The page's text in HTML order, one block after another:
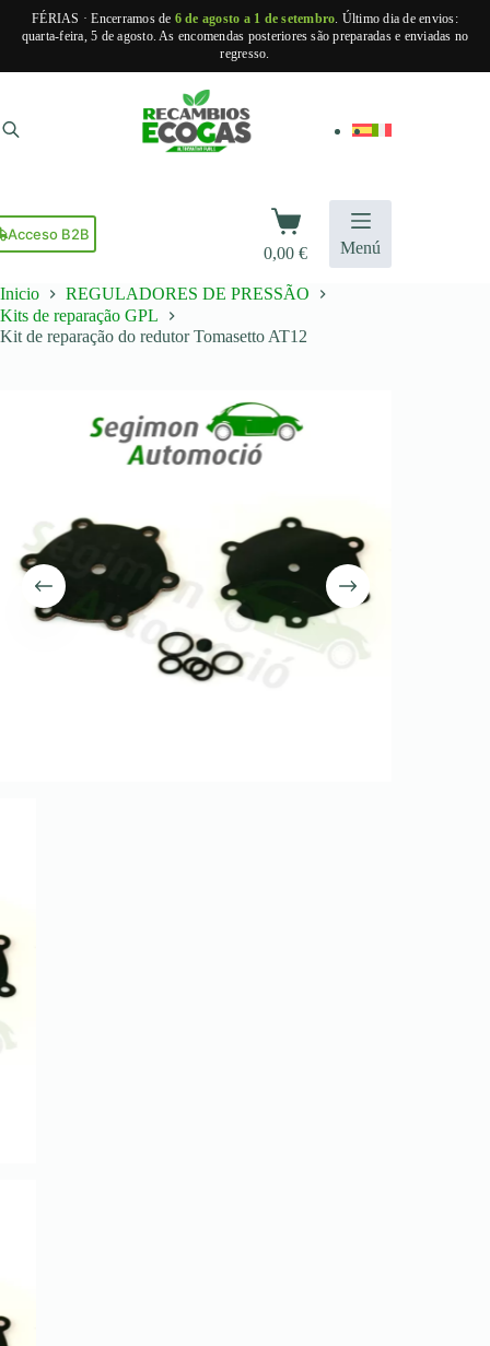
FÉRIAS · Encerramos de 6 de agosto a 1 de setembro. Último dia de envios:
quarta-feira, 5 de agosto. As encomendas posteriores são preparadas e enviadas no
regresso.
o
conteúdo
Acceso B2B
Carrinho
de
compras
0,00€ Menú
Inicio
REGULADORES DE PRESSÃO
Kits de reparação GPL
Kit de reparação do redutor Tomasetto AT12